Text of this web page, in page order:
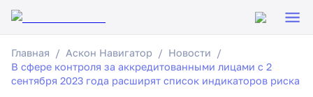
Главная Аскон Навигатор
Новости
В сфере контроля за аккредитованными лицами с 2
сентября 2023 года расширят список индикаторов риска